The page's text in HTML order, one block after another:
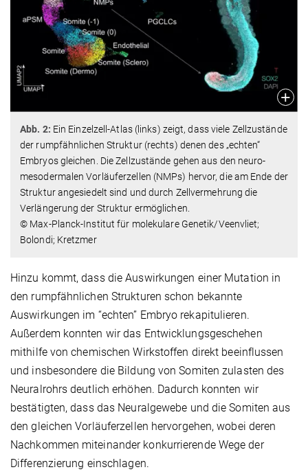
Abb. 2: Ein Einzelzell-Atlas (links) zeigt, dass viele Zellzustände
der rumpfähnlichen Struktur (rechts) denen des „echten“
Embryos gleichen. Die Zellzustände gehen aus den neuro-
mesodermalen Vorläuferzellen (NMPs) hervor, die am Ende der
Struktur angesiedelt sind und durch Zellvermehrung die
Verlängerung der Struktur ermöglichen.
© Max-Planck-Institut für molekulare Genetik/Veenvliet;
Bolondi; Kretzmer
Hinzu kommt, dass die Auswirkungen einer Mutation in
den rumpfähnlichen Strukturen schon bekannte
Auswirkungen im “echten” Embryo rekapitulieren.
Außerdem konnten wir das Entwicklungsgeschehen
mithilfe von chemischen Wirkstoffen direkt beeinflussen
und insbesondere die Bildung von Somiten zulasten des
Neuralrohrs deutlich erhöhen. Dadurch konnten wir
bestätigten, dass das Neuralgewebe und die Somiten aus
den gleichen Vorläuferzellen hervorgehen, wobei deren
Nachkommen miteinander konkurrierende Wege der
Differenzierung einschlagen.